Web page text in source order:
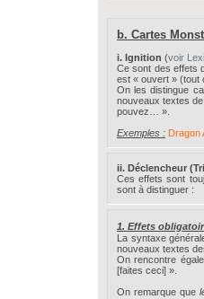
b. Cartes
i. Ignition (voir
Ce sont des effets
est « ouvert » (tout
On les distingue
nouveaux textes
pouvez… ».
Exemples : Dragon
ii. Déclencheur
Ces effets sont
sont à distinguer :
1. Effets
La syntaxe
nouveaux textes
On rencontre
[faites ceci] ».
On remarque que